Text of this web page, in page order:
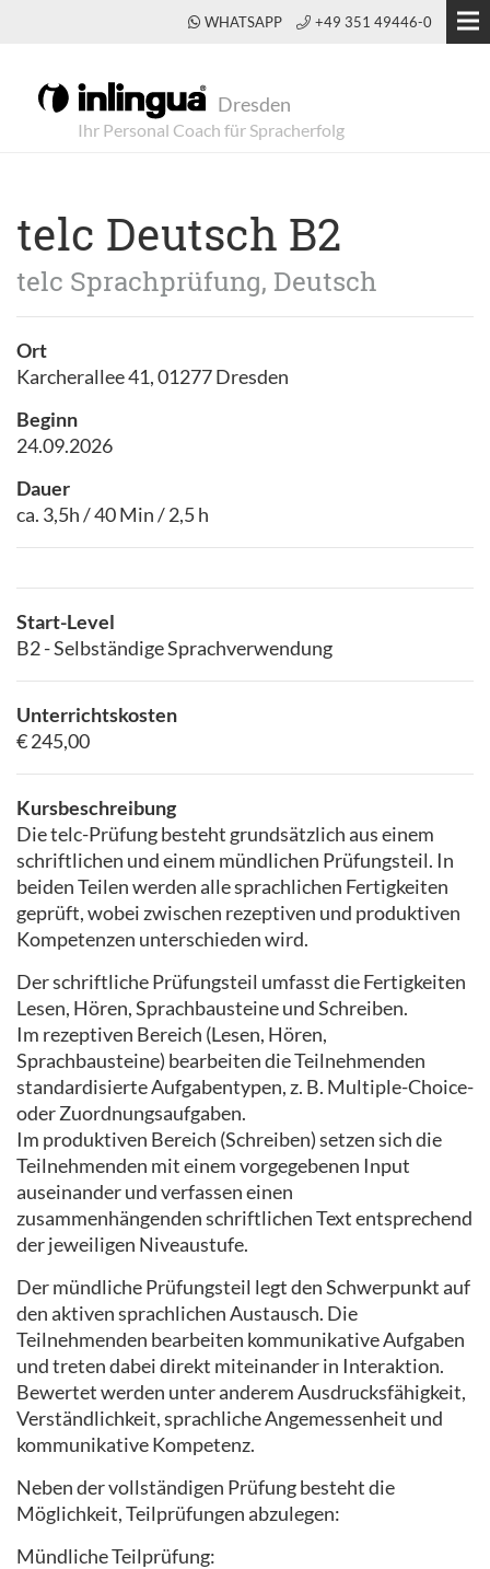
WHATSAPP +49 351 49446-0
Dresden
telc Deutsch B2
telc Sprachprüfung, Deutsch
Ort
Karcherallee 41, 01277 Dresden
Beginn
24.09.2026
Dauer
ca. 3,5h / 40 Min / 2,5 h
Start-Level
B2 - Selbständige Sprachverwendung
Kursbeschreibung
Die telc-Prüfung besteht grundsätzlich aus einem
schriftlichen und einem mündlichen Prüfungsteil. In
beiden Teilen werden alle sprachlichen Fertigkeiten
geprüft, wobei zwischen rezeptiven und produktiven
Kompetenzen unterschieden wird.
Der schriftliche Prüfungsteil umfasst die Fertigkeiten
Lesen, Hören, Sprachbausteine und Schreiben.
Im rezeptiven Bereich (Lesen, Hören,
Sprachbausteine) bearbeiten die Teilnehmenden
standardisierte Aufgabentypen, z. B. Multiple-Choice-
oder Zuordnungsaufgaben.
Im produktiven Bereich (Schreiben) setzen sich die
Teilnehmenden mit einem vorgegebenen Input
auseinander und verfassen einen
zusammenhängenden schriftlichen Text entsprechend
der jeweiligen Niveaustufe.
Der mündliche Prüfungsteil legt den Schwerpunkt auf
den aktiven sprachlichen Austausch. Die
Teilnehmenden bearbeiten kommunikative Aufgaben
und treten dabei direkt miteinander in Interaktion.
Bewertet werden unter anderem Ausdrucksfähigkeit,
Verständlichkeit, sprachliche Angemessenheit und
kommunikative Kompetenz.
Neben der vollständigen Prüfung besteht die
Möglichkeit, Teilprüfungen abzulegen:
Mündliche Teilprüfung:
Unterrichtskosten
€ 245,00